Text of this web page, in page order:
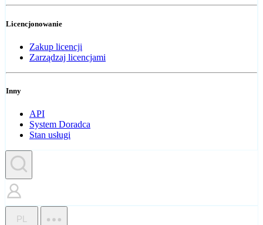
Licencjonowanie
Zakup licencji
Zarządzaj licencjami
Inny
API
System Doradca
Stan usługi
PL